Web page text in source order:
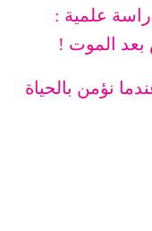
علمية :
الموت !
نؤمن بالحياة